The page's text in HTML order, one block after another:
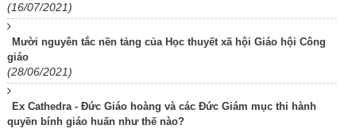
(16/07/2021)
Mười nguyên tắc nền tảng của Học thuyết xã hội Giáo hội Công
giáo
(28/06/2021)
Ex Cathedra - Đức Giáo hoàng và các Đức Giám mục thi hành
quyền bính giáo huấn như thế nào?